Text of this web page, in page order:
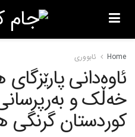
Home ئابووری
ئاوه‌دانی
خه‌ڵک و
کوردستان گرنگی